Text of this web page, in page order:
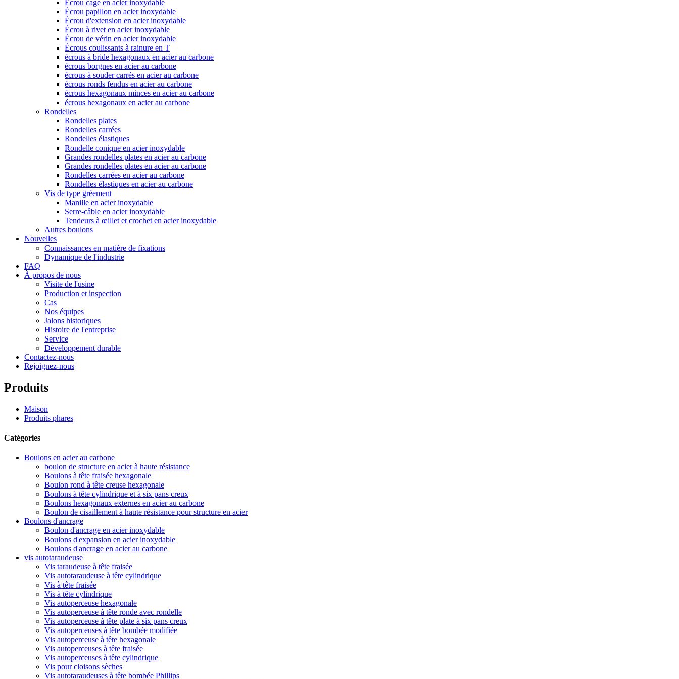
Écrou cage en acier inoxydable
Écrou papillon en acier inoxydable
Écrou d'extension en acier inoxydable
Écrou à rivet en acier inoxydable
Écrou de vérin en acier inoxydable
Écrous coulissants à rainure en T
écrous à bride hexagonaux en acier au carbone
écrous borgnes en acier au carbone
écrous à souder carrés en acier au carbone
écrous ronds fendus en acier au carbone
écrous hexagonaux minces en acier au carbone
écrous hexagonaux en acier au carbone
Rondelles
Rondelles plates
Rondelles carrées
Rondelles élastiques
Rondelle conique en acier inoxydable
Grandes rondelles plates en acier au carbone
Grandes rondelles plates en acier au carbone
Rondelles carrées en acier au carbone
Rondelles élastiques en acier au carbone
Vis de type gréement
Manille en acier inoxydable
Serre-câble en acier inoxydable
Tendeurs à œillet et crochet en acier inoxydable
Autres boulons
Nouvelles
Connaissances en matière de fixations
Dynamique de l'industrie
FAQ
À propos de nous
Visite de l'usine
Production et inspection
Cas
Nos équipes
Jalons historiques
Histoire de l'entreprise
Service
Développement durable
Contactez-nous
Rejoignez-nous
Produits
Maison
Produits phares
Catégories
Boulons en acier au carbone
boulon de structure en acier à haute résistance
Boulons à tête fraisée hexagonale
Boulon rond à tête creuse hexagonale
Boulons à tête cylindrique et à six pans creux
Boulons hexagonaux externes en acier au carbone
Boulon de cisaillement à haute résistance pour structure en acier
Boulons d'ancrage
Boulon d'ancrage en acier inoxydable
Boulons d'expansion en acier inoxydable
Boulons d'ancrage en acier au carbone
vis autotaraudeuse
Vis taraudeuse à tête fraisée
Vis autotaraudeuse à tête cylindrique
Vis à tête fraisée
Vis à tête cylindrique
Vis autoperceuse hexagonale
Vis autoperceuse à tête ronde avec rondelle
Vis autoperceuse à tête plate à six pans creux
Vis autoperceuses à tête bombée modifiée
Vis autoperceuse à tête hexagonale
Vis autoperceuses à tête fraisée
Vis autoperceuses à tête cylindrique
Vis pour cloisons sèches
Vis autotaraudeuses à tête bombée Phillips